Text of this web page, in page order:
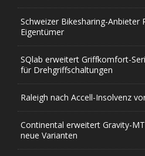
Schweizer Bikesharing-Anbieter
Eigentümer
SQlab erweitert Griffkomfort-
für Drehgriffschaltungen
Raleigh nach Accell-Insolvenz
Continental erweitert Gravity-
neue Varianten